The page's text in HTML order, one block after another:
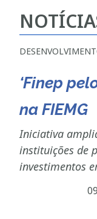
‘Finep
na FIEMG
Iniciativa
instituições de
investimentos